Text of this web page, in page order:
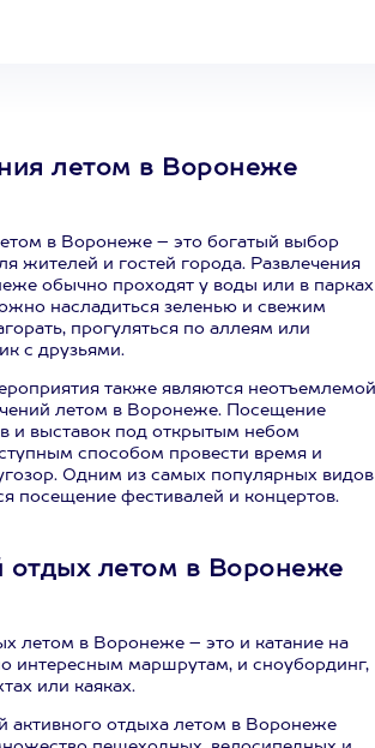
летом в Воронеже
в Воронеже – это богатый выбор
жителей и гостей города. Развлечения
обычно проходят у воды или в
насладиться зеленью и свежим
прогуляться по аллеям или
с друзьями.
также являются неотъемлемой
летом в Воронеже. Посещение
и выставок под открытым небом
способом провести время и
Одним из самых популярных видов
посещение фестивалей и концертов.
отдых летом в Воронеже
летом в Воронеже – это и катание на
интересным маршрутам, и сноубординг,
или каяках.
активного отдыха летом в Воронеже